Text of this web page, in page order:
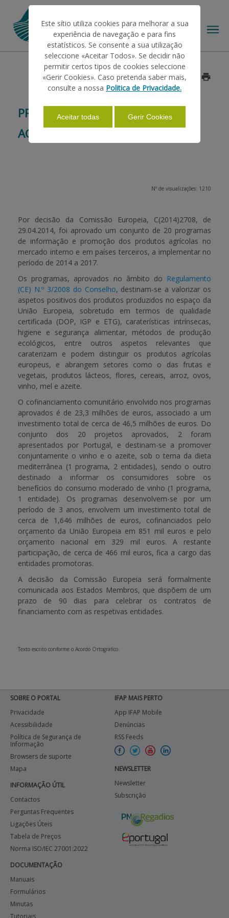
AJUDAS/APOIOS
INFORMAÇÕES
PAGAMENTOS
APOIO AO BENEFICIÁRIO
Entrar / Registar
PROMOÇÃO DE PRODUTOS
AGRÍCOLAS
Data: 2014/05/23
Nº de visualizações: 1210
Por decisão da Comissão Europeia, C(2014)2708, de
29.04.2014, foi aprovado um conjunto de 20 programas
de informação e promoção dos produtos agrícolas no
mercado interno e em países terceiros, a implementar no
período de 2014 a 2017.
Os programas, aprovados no âmbito do Regulamento
(CE) N.º 3/2008 do Conselho, destinam-se a valorizar os
aspetos positivos dos produtos produzidos no espaço da
União Europeia, sobretudo em termos de qualidade
certificada (DOP, IGP e ETG), caraterísticas intrínsecas,
higiene e segurança alimentar, métodos de produção
ecológicos, entre outros aspetos relevantes que
caraterizam e podem distinguir os produtos agrícolas
europeus, e abrangem setores como o das frutas e
vegetais, produtos lácteos, flores, cereais, arroz, ovos,
vinho, mel e azeite.
O cofinanciamento comunitário envolvido nos programas
aprovados é de 23,3 milhões de euros, associado a um
investimento total de cerca de 46,5 milhões de euros. Do
conjunto dos 20 projetos aprovados, 2 foram
apresentados por Portugal, e destinam-se a promover
conjuntamente o vinho e o azeite, sob o tema da dieta
mediterrânea (1 programa, 2 entidades), sendo o outro
destinado a informar os consumidores sobre os
benefícios do consumo moderado de vinho (1 programa,
1 entidade). Os programas desenvolvem-se por um
período de 3 anos, envolvem um investimento total de
cerca de 1,646 milhões de euros, cofinanciados pelo
orçamento da União Europeia em 851 mil euros e pelo
orçamento nacional em 329 mil euros. A restante
participação, de cerca de 466 mil euros, fica a cargo das
entidades promotoras.
A decisão da Comissão Europeia será formalmente
comunicada aos Estados Membros, que dispõem de um
prazo de 90 dias para celebrar os contratos de
financiamento com as respetivas entidades.
Texto escrito conforme o Acordo Ortográfico.
SOBRE O PORTAL
Privacidade
Acessibilidade
Política de Segurança de
Informação
Browsers de suporte
Mapa
INFORMAÇÃO ÚTIL
Contactos
Perguntas Frequentes
Ligações Úteis
Tabela de Preços
Norma ISO/IEC 27001:2022
DOCUMENTAÇÃO
Manuais
Formulários
Minutas
Tutoriais
IFAP MAIS PERTO
App IFAP Mobile
Denúncias
RSS Feeds
NEWSLETTER
Newsletter
Subscrição
Este sítio utiliza cookies para melhorar a sua
experiência de navegação e para fins
estatísticos. Se consente a sua utilização
seleccione «Aceitar Todos». Se decidir não
permitir certos tipos de cookies seleccione
«Gerir Cookies». Caso pretenda saber mais,
consulte a nossa Politica de Privacidade.
Aceitar todas Gerir Cookies